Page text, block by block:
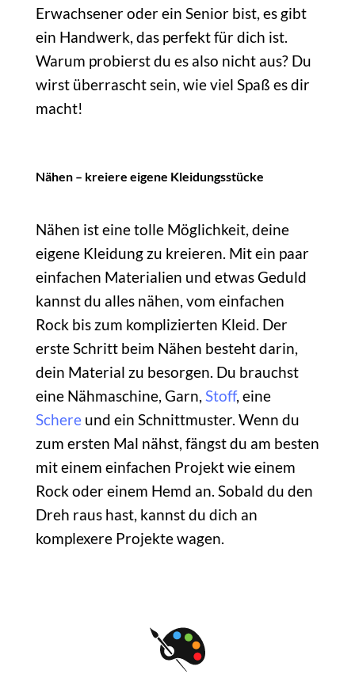
Erwachsener oder ein Senior bist, es gibt
ein Handwerk, das perfekt für dich ist.
Warum probierst du es also nicht aus? Du
wirst überrascht sein, wie viel Spaß es dir
macht!
Nähen – kreiere eigene Kleidungsstücke
Nähen ist eine tolle Möglichkeit, deine
eigene Kleidung zu kreieren. Mit ein paar
einfachen Materialien und etwas Geduld
kannst du alles nähen, vom einfachen
Rock bis zum komplizierten Kleid. Der
erste Schritt beim Nähen besteht darin,
dein Material zu besorgen. Du brauchst
eine Nähmaschine, Garn, Stoff, eine
Schere und ein Schnittmuster. Wenn du
zum ersten Mal nähst, fängst du am besten
mit einem einfachen Projekt wie einem
Rock oder einem Hemd an. Sobald du den
Dreh raus hast, kannst du dich an
komplexere Projekte wagen.